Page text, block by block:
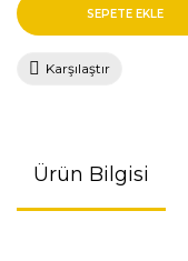
SEPETE EKLE
Karşılaştır
Ürün Bilgisi